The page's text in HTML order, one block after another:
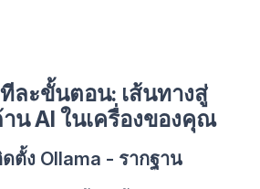
ละขั้นตอน: เส้นทางสู่
น AI ในเครื่องของคุณ
ตั้ง Ollama - รากฐาน